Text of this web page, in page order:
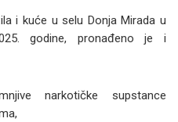
i kuće u selu Donja Mirada u
godine, pronađeno je i
narkotičke supstance